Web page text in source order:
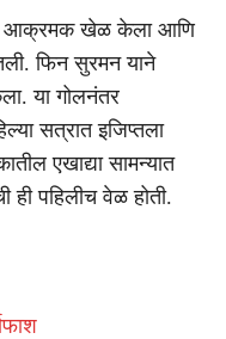
आक्रमक खेळ केला आणि
फिन सुरमनयाने
या गोलनंतर
सत्रात इजिप्तला
एखाद्या सामन्यात
ही पहिलीच वेळ होती.